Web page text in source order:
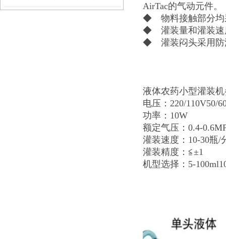
AirTac的气动元件。
◆ 物料接触部分均
◆ 灌装量和灌装速
◆ 灌装闷头采用防
液体农药小型灌装
电压：220/110V50/
功率：10W
额定气压：0.4-
灌装速度：10-30瓶/
灌装精度：≦±1
机型选择：5-